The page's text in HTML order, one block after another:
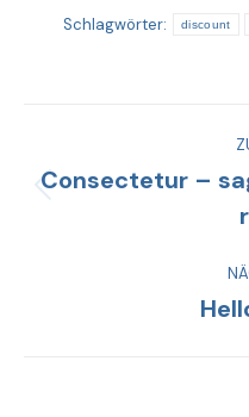
Schlagwörter:
discount
Consectetur –